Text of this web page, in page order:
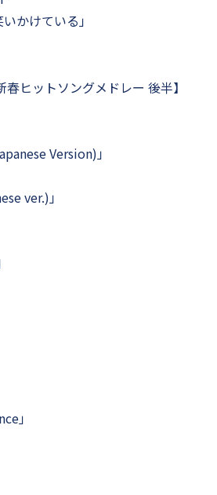
かけている」
春ヒットソングメドレー 後半】
Version)」
ver.)」
」